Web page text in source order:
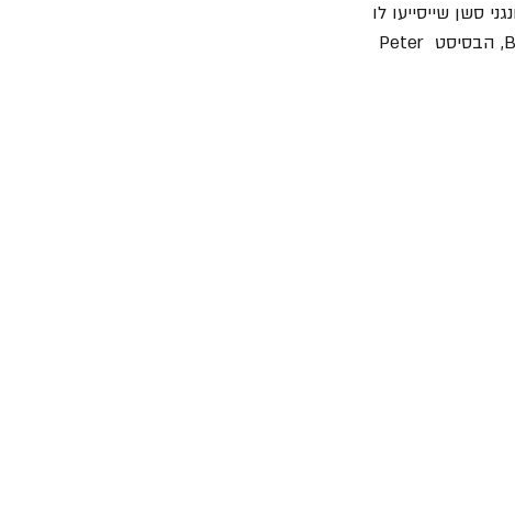
סשן שייסייעו לו
להפוך את הדמואים ליצירה מושלמת. גרעין ההרכב של "Victor" כלל את הגיטריסט Bill Bell, הבסיסט Peter